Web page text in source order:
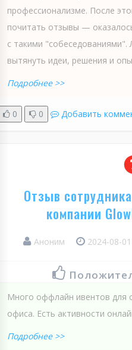
профессионализме. После
почитать отзывы —
с такими
вытянуть идеи, решения и
Подробнее >>
0 0 Добавить
Отзыв
компании
Аноним 2024-08-
Много оффлайн ивентов для
офиса. Есть активности
Подробнее >>